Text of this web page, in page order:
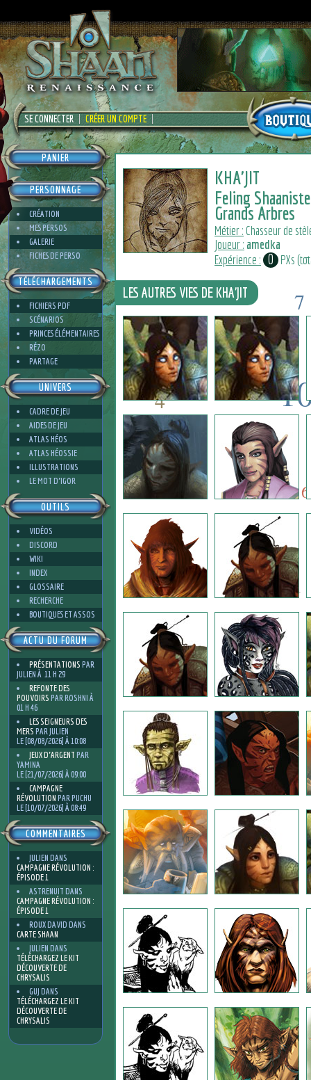
SE CONNECTER CRÉER UN COMPTE
PANIER
PERSONNAGE
CRÉATION
MES PERSOS
GALERIE
FICHES DE PERSO
TÉLÉCHARGEMENTS
FICHIERS PDF
SCÉNARIOS
PRINCES ÉLÉMENTAIRES
RÉZO
PARTAGE
UNIVERS
CADRE DE JEU
AIDES DE JEU
ATLAS HÉOS
ATLAS HÉOSSIE
ILLUSTRATIONS
LE MOT D'IGOR
OUTILS
VIDÉOS
DISCORD
WIKI
INDEX
GLOSSAIRE
RECHERCHE
BOUTIQUES ET ASSOS
ACTU DU FORUM
PRÉSENTATIONS PAR
JULIEN À 11 H 29
REFONTE DES
POUVOIRS PAR ROSHNI À
01 H 46
LES SEIGNEURS DES
MERS PAR JULIEN
LE [08/08/2026] À 10:08
JEUX D'ARGENT PAR
YAMINA
LE [21/07/2026] À 09:00
CAMPAGNE
RÉVOLUTION PAR PUCHU
LE [10/07/2026] À 08:49
COMMENTAIRES
JULIEN DANS
CAMPAGNE RÉVOLUTION :
ÉPISODE 1
ASTRENUIT DANS
CAMPAGNE RÉVOLUTION :
ÉPISODE 1
ROUX DAVID DANS
CARTE SHAAN
JULIEN DANS
TÉLÉCHARGEZ LE KIT
DÉCOUVERTE DE
CHRYSALIS
GUJ DANS
TÉLÉCHARGEZ LE KIT
DÉCOUVERTE DE
CHRYSALIS
KHA'JIT
Feling
Grands Arbres
Métier : Chasseur de
Joueur : amedka
Expérience : 0 PXs
6
10
6
6
1
2
4
4
4
7
LES AUTRES VIES DE KHA'JIT